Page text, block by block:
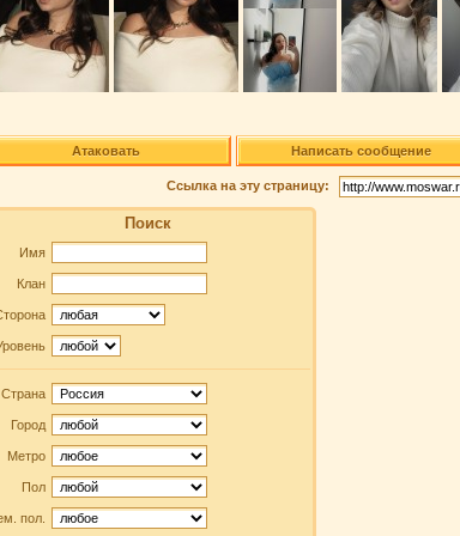
Атаковать Написать сообщение
Ссылка на эту страницу:
Поиск
Имя
Клан
Страна
Город
Метро
Пол
пол.